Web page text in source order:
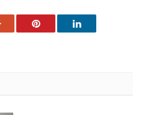
Google+ Pinterest LinkedIn